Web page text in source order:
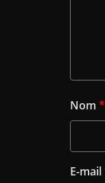
Nom *
E-mail